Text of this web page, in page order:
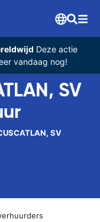
Deze actie
vandaag nog!
SV
SV